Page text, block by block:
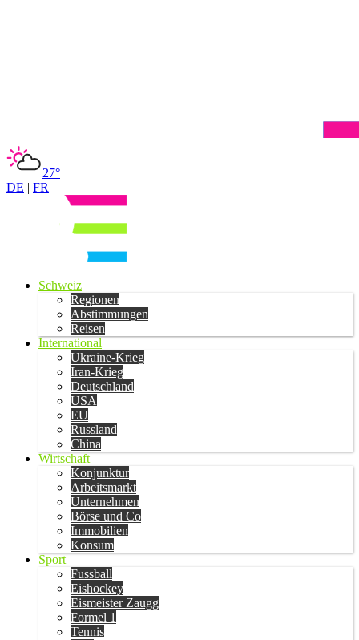
27°
DE | FR
Schweiz
Regionen
Abstimmungen
Reisen
International
Ukraine-Krieg
Iran-Krieg
Deutschland
USA
EU
Russland
China
Wirtschaft
Konjunktur
Arbeitsmarkt
Unternehmen
Börse und Co
Immobilien
Konsum
Sport
Fussball
Eishockey
Eismeister Zaugg
Formel 1
Tennis